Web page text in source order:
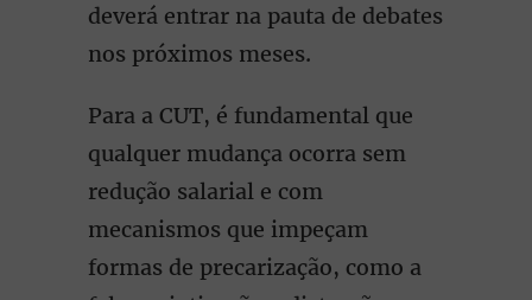
deverá entrar na pauta de debates
nos próximos meses.
Para a CUT, é fundamental que
qualquer mudança ocorra sem
redução salarial e com
mecanismos que impeçam
formas de precarização, como a